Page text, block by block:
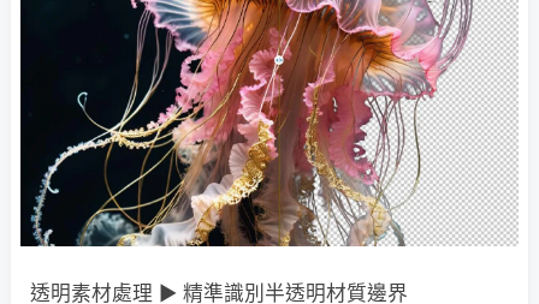
透明素材處理 ► 精準識別半透明材質邊界